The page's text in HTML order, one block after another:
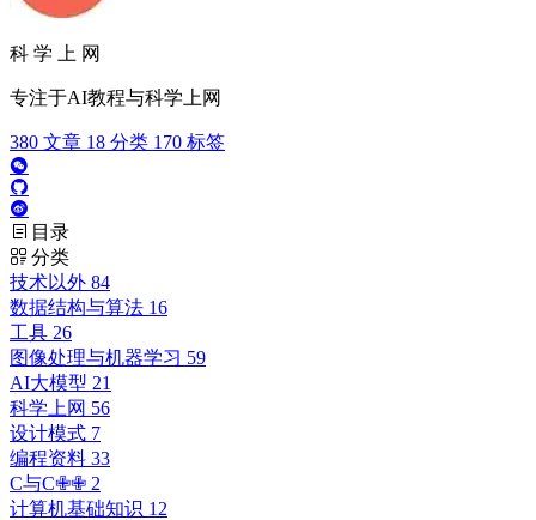
科 学 上 网
专注于AI教程与科学上网
380 文章 18 分类 170 标签
目录
分类
技术以外 84
数据结构与算法 16
工具 26
图像处理与机器学习 59
AI大模型 21
科学上网 56
设计模式 7
编程资料 33
C与C✙✙ 2
计算机基础知识 12